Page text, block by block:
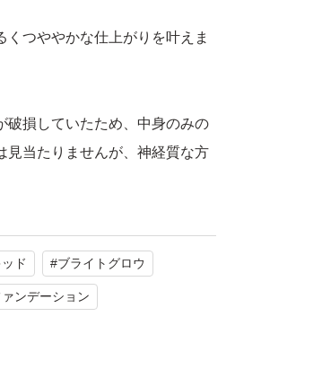
くつややかな仕上がりを叶えま
破損していたため、中身のみの
見当たりませんが、神経質な方
ブライトグロウ
ド #ブライトグロウ
ンデーション